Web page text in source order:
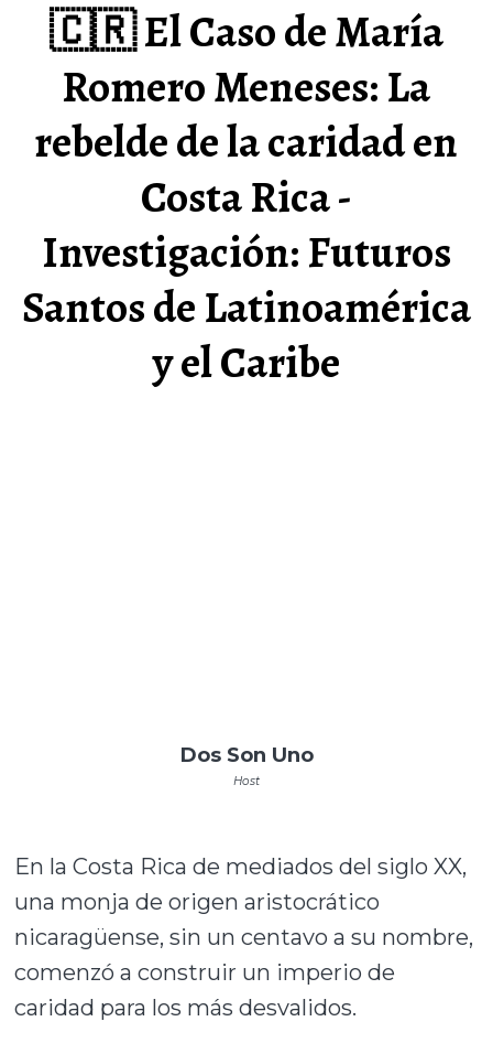
🇨🇷 El Caso de María
Romero Meneses: La
rebelde de la caridad en
Costa Rica -
Investigación: Futuros
Santos de Latinoamérica
y el Caribe
Dos Son Uno
Host
En la Costa Rica de mediados del siglo XX,
una monja de origen aristocrático
nicaragüense, sin un centavo a su nombre,
comenzó a construir un imperio de
caridad para los más desvalidos.